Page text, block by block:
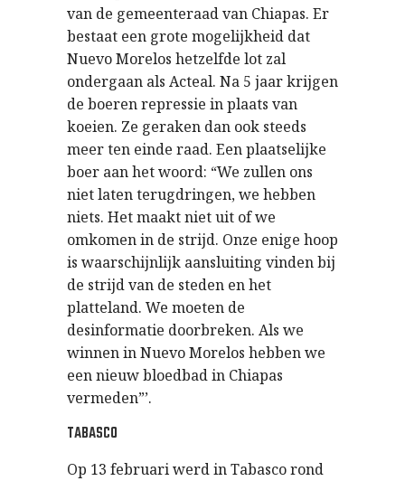
van de gemeenteraad van Chiapas. Er
bestaat een grote mogelijkheid dat
Nuevo Morelos hetzelfde lot zal
ondergaan als Acteal. Na 5 jaar krijgen
de boeren repressie in plaats van
koeien. Ze geraken dan ook steeds
meer ten einde raad. Een plaatselijke
boer aan het woord: “We zullen ons
niet laten terugdringen, we hebben
niets. Het maakt niet uit of we
omkomen in de strijd. Onze enige hoop
is waarschijnlijk aansluiting vinden bij
de strijd van de steden en het
platteland. We moeten de
desinformatie doorbreken. Als we
winnen in Nuevo Morelos hebben we
een nieuw bloedbad in Chiapas
vermeden”’.
TABASCO
Op 13 februari werd in Tabasco rond